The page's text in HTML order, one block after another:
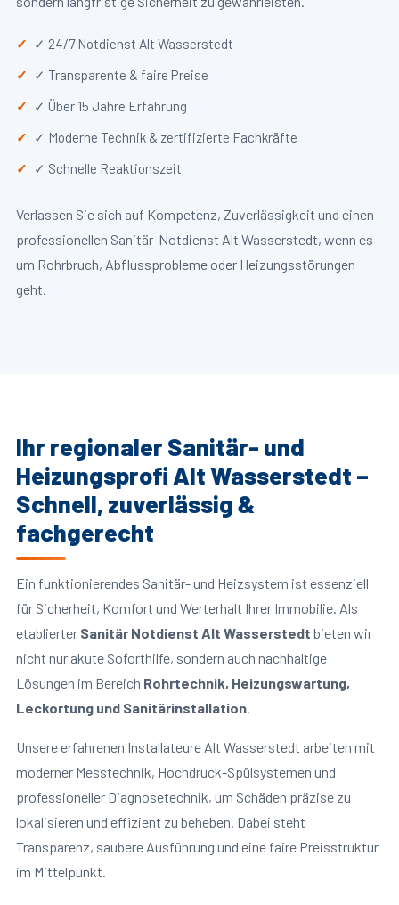
✓ 24/7 Notdienst Alt Wasserstedt
✓ Transparente & faire Preise
✓ Über 15 Jahre Erfahrung
✓ Moderne Technik & zertifizierte Fachkräfte
✓ Schnelle Reaktionszeit
Verlassen Sie sich auf Kompetenz, Zuverlässigkeit und einen
professionellen Sanitär-Notdienst Alt Wasserstedt, wenn es
um Rohrbruch, Abflussprobleme oder Heizungsstörungen
geht.
Ihr regionaler Sanitär- und
Heizungsprofi Alt Wasserstedt –
Schnell, zuverlässig &
fachgerecht
Ein funktionierendes Sanitär- und Heizsystem ist essenziell
für Sicherheit, Komfort und Werterhalt Ihrer Immobilie. Als
etablierter Sanitär Notdienst Alt Wasserstedt bieten wir
nicht nur akute Soforthilfe, sondern auch nachhaltige
Lösungen im Bereich Rohrtechnik, Heizungswartung,
Leckortung und Sanitärinstallation.
Unsere erfahrenen Installateure Alt Wasserstedt arbeiten mit
moderner Messtechnik, Hochdruck-Spülsystemen und
professioneller Diagnosetechnik, um Schäden präzise zu
lokalisieren und effizient zu beheben. Dabei steht
Transparenz, saubere Ausführung und eine faire Preisstruktur
im Mittelpunkt.